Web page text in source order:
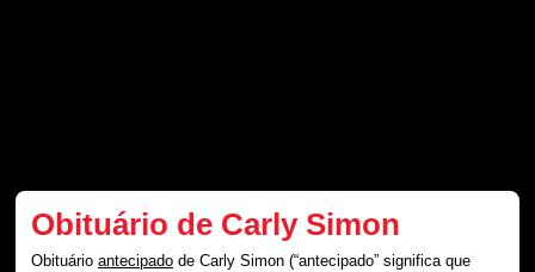
Obituário de Carly Simon
Obituárioantecipado de Carly Simon (“antecipado” significa que